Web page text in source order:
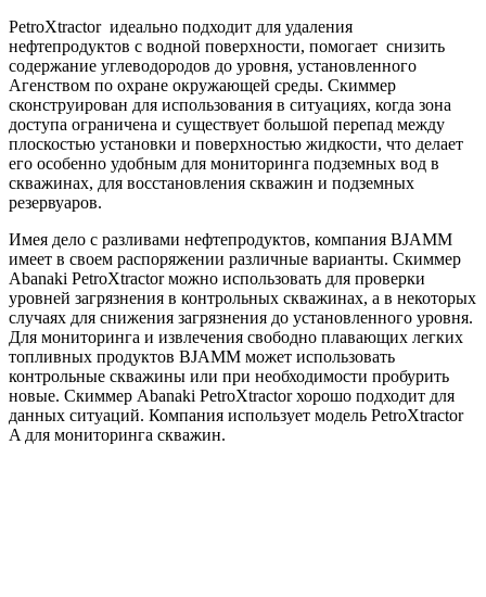
PetroXtractor идеально подходит для удаления
нефтепродуктов с водной поверхности, помогает снизить
содержание углеводородов до уровня, установленного
Агенством по охране окружающей среды. Скиммер
сконструирован для использования в ситуациях, когда зона
доступа ограничена и существует большой перепад между
плоскостью установки и поверхностью жидкости, что делает
его особенно удобным для мониторинга подземных вод в
скважинах, для восстановления скважин и подземных
резервуаров.
Имея дело с разливами нефтепродуктов, компания BJAMM
имеет в своем распоряжении различные варианты. Скиммер
Abanaki PetroXtractor можно использовать для проверки
уровней загрязнения в контрольных скважинах, а в некоторых
случаях для снижения загрязнения до установленного уровня.
Для мониторинга и извлечения свободно плавающих легких
топливных продуктов BJAMM может использовать
контрольные скважины или при необходимости пробурить
новые. Скиммер Abanaki PetroXtractor хорошо подходит для
данных ситуаций. Компания использует модель PetroXtractor
A для мониторинга скважин.